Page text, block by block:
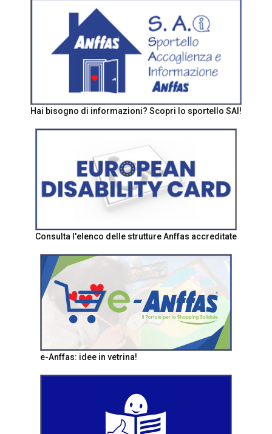
Hai bisogno di informazioni? Scopri lo sportello SAI!
Consulta l'elenco delle strutture Anffas accreditate
e-Anffas: idee in vetrina!